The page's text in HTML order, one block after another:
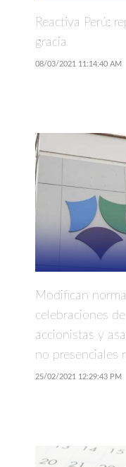
Reactiva Perú:
gracia
08/03/2021 11:14:40 AM
Modifican
celebraciones
accionistas y
no presenciales
25/02/2021 12:29:43 PM